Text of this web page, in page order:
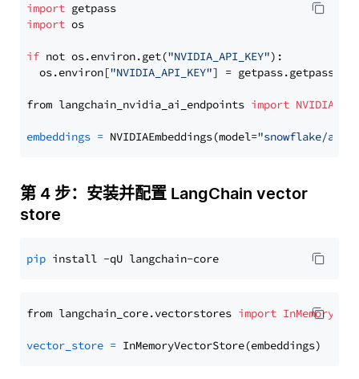
import
import os
if not os.environ.get("NVIDIA_API_KEY"):
  os.environ[
"NVIDIA_API_KEY"] = getpass.getpass(
from langchain_nvidia_ai_endpoints import
embeddings = NVIDIAEmbeddings(model="snowflake/
第 4 步：安装并配置 LangChain vector
store
pip
from langchain_core.vectorstores import
vector_store =